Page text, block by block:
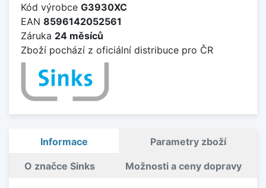
Kód výrobce G3930XC
EAN 8596142052561
Záruka 24 měsíců
Zboží pochází z oficiální distribuce pro ČR
Informace Parametry zboží
O značce Sinks Možnosti a ceny dopravy